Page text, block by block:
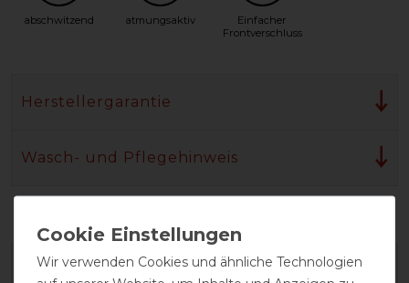
abschwitzend atmungsaktiv
Einfacher
Frontverschluss
Herstellergarantie
Wasch- und Pflegehinweis
Wir verwenden Cookies und ähnliche Technologien